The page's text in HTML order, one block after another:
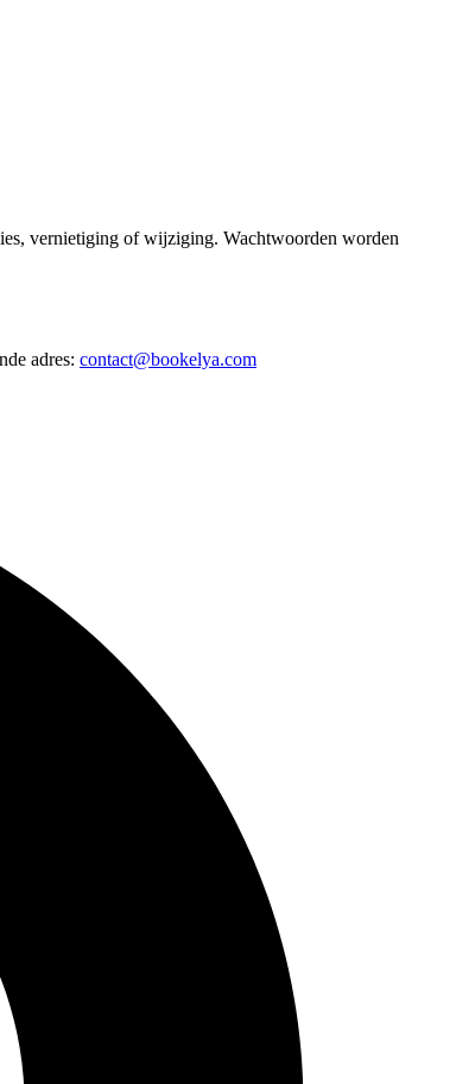
vernietiging of wijziging. Wachtwoorden worden
adres: contact@bookelya.com